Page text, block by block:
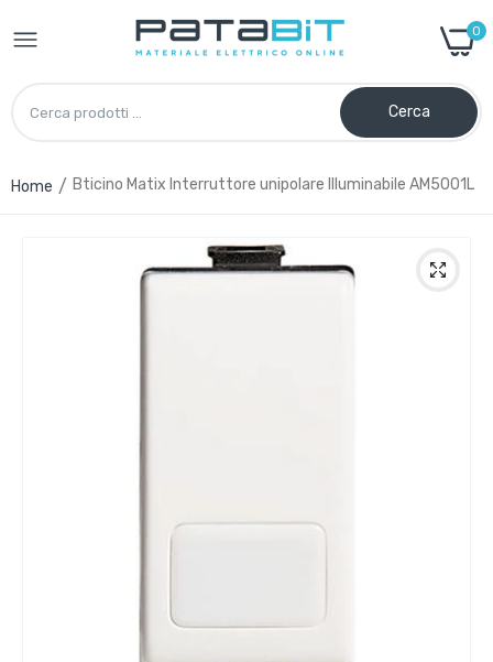
0
Cerca
Home Bticino Matix Interruttore unipolare Illuminabile AM5001L